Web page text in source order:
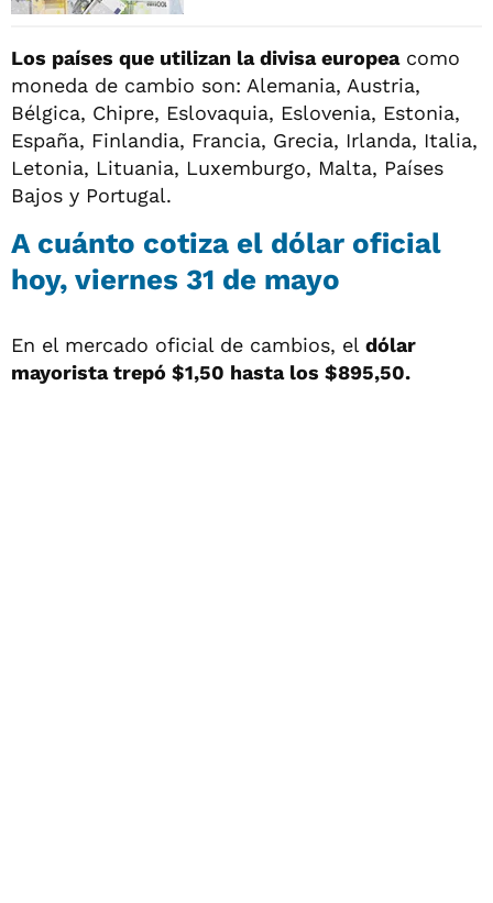
Los países que utilizan la divisa europeacomo
moneda de cambio son: Alemania, Austria,
Bélgica, Chipre, Eslovaquia, Eslovenia, Estonia,
España, Finlandia, Francia, Grecia, Irlanda, Italia,
Letonia, Lituania, Luxemburgo, Malta, Países
Bajos y Portugal.
A cuánto cotiza el dólar oficial
hoy, viernes 31 de mayo
En el mercado oficial de cambios, el dólar
mayorista trepó $1,50 hasta los $895,50.